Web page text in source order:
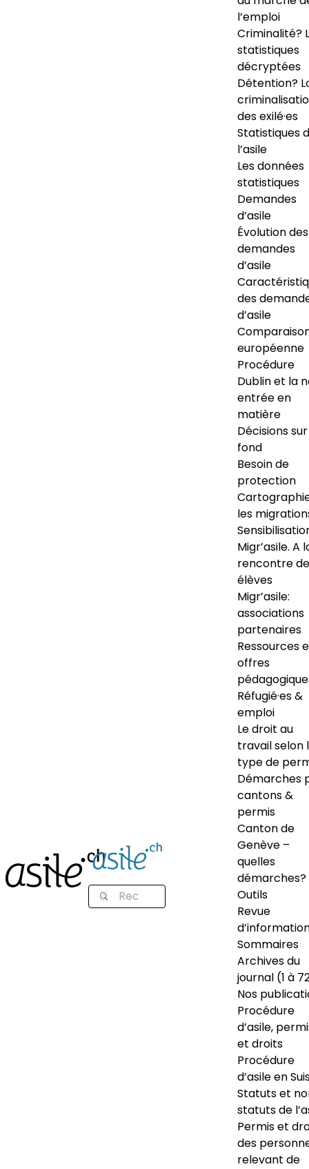
l’emploi
Criminalité?
statistiques
décryptées
Détention?
des exilé·es
Statistiques
l’asile
Les données
statistiques
Demandes
d’asile
Évolution des
demandes
d’asile
des
d’asile
européenne
Procédure
Dublin et la
entrée en
matière
Décisions
fond
Besoin de
protection
les
Migr’asile. A
rencontre
élèves
Migr’asile:
associations
partenaires
Ressources
offres
Réfugié·es &
emploi
Le droit au
travail selon
type de
Démarches
cantons &
permis
Canton de
Genève –
quelles
démarches?
Outils
Revue
Sommaires
Archives du
journal (1 à
Nos
Procédure
d’asile,
et droits
Procédure
d’asile en
Statuts et
statuts de
Permis et
des
relevant de